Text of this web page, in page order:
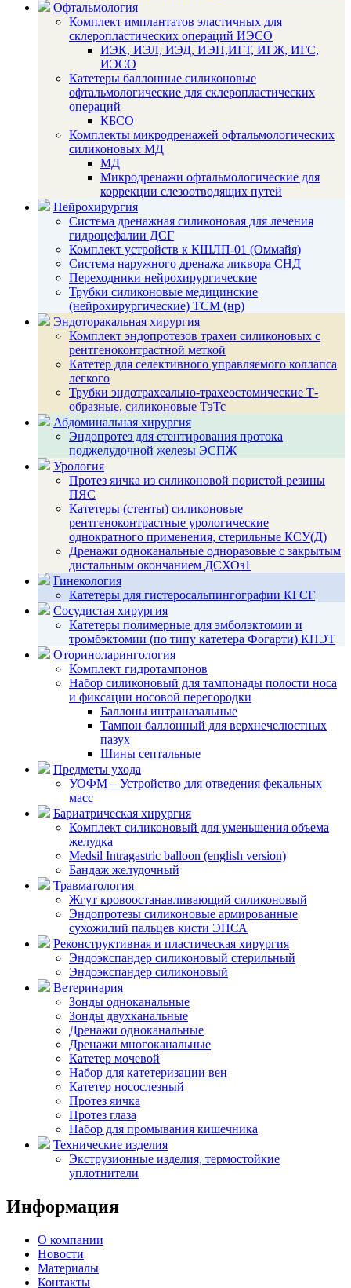
Офтальмология
Комплект имплантатов эластичных для
склеропластических операций ИЭСО
ИЭК, ИЭЛ, ИЭД, ИЭП,ИГТ, ИГЖ, ИГС,
ИЭСО
Катетеры баллонные силиконовые
офтальмологические для склеропластических
операций
КБСО
Комплекты микродренажей офтальмологических
силиконовых МД
МД
Микродренажи офтальмологические для
коррекции слезоотводящих путей
Нейрохирургия
Система дренажная силиконовая для лечения
гидроцефалии ДСГ
Комплект устройств к КШЛП-01 (Оммайя)
Система наружного дренажа ликвора СНД
Переходники нейрохирургические
Трубки силиконовые медицинские
(нейрохирургические) ТСМ (нр)
Эндоторакальная хирургия
Комплект эндопротезов трахеи силиконовых с
рентгеноконтрастной меткой
Катетер для селективного управляемого коллапса
легкого
Трубки эндотрахеально-трахеостомические Т-
образные, силиконовые ТэТс
Абдоминальная хирургия
Эндопротез для стентирования протока
поджелудочной железы ЭСПЖ
Урология
Протез яичка из силиконовой пористой резины
ПЯС
Катетеры (стенты) силиконовые
рентгеноконтрастные урологические
однократного применения, стерильные КСУ(Д)
Дренажи одноканальные одноразовые с закрытым
дистальным окончанием ДСХОз1
Гинекология
Катетеры для гистеросальпингографии КГСГ
Сосудистая хирургия
Катетеры полимерные для эмболэктомии и
тромбэктомии (по типу катетера Фогарти) КПЭТ
Оториноларингология
Комплект гидротампонов
Набор силиконовый для тампонады полости носа
и фиксации носовой перегородки
Баллоны интраназальные
Тампон баллонный для верхнечелюстных
пазух
Шины септальные
Предметы ухода
УОФМ – Устройство для отведения фекальных
масс
Бариатрическая хирургия
Комплект силиконовый для уменьшения объема
желудка
Medsil Intragastric balloon (english version)
Бандаж желудочный
Травматология
Жгут кровоостанавливающий силиконовый
Эндопротезы силиконовые армированные
сухожилий пальцев кисти ЭПСА
Реконструктивная и пластическая хирургия
Эндоэкспандер силиконовый стерильный
Эндоэкспандер силиконовый
Ветеринария
Зонды одноканальные
Зонды двухканальные
Дренажи одноканальные
Дренажи многоканальные
Катетер мочевой
Набор для катетеризации вен
Катетер носослезный
Протез яичка
Протез глаза
Набор для промывания кишечника
Технические изделия
Экструзионные изделия, термостойкие
уплотнители
Информация
О компании
Новости
Материалы
Контакты